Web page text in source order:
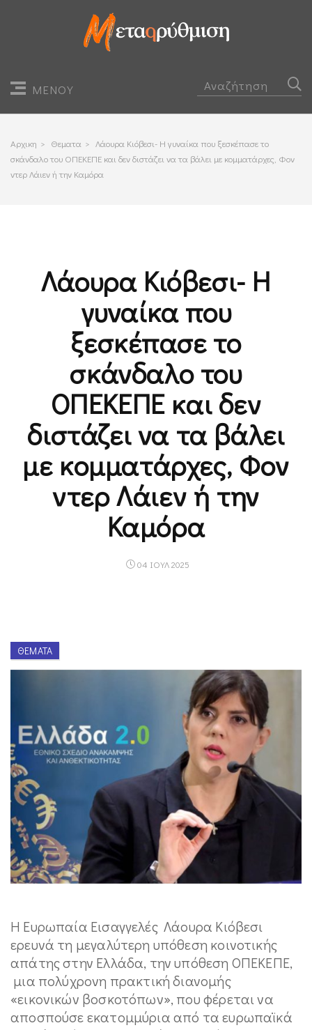
ΜΕΝΟΥ
Αρχικη > Θεματα > Λάουρα Κιόβεσι- Η γυναίκα που ξεσκέπασε το
σκάνδαλο του ΟΠΕΚΕΠΕ και δεν διστάζει να τα βάλει με κομματάρχες, Φον
ντερ Λάιεν ή την Καμόρα
Λάουρα Κιόβεσι- Η
γυναίκα που
ξεσκέπασε το
σκάνδαλο του
ΟΠΕΚΕΠΕ και δεν
διστάζει να τα βάλει
με κομματάρχες, Φον
ντερ Λάιεν ή την
Καμόρα
04 ΙΟΥΛ 2025
ΘΈΜΑΤΑ
Η Ευρωπαία Εισαγγελές Λάουρα Κιόβεσι
ερευνά τη μεγαλύτερη υπόθεση κοινοτικής
απάτης στην Ελλάδα, την υπόθεση ΟΠΕΚΕΠΕ,
μια πολύχρονη πρακτική διανομής
«εικονικών βοσκοτόπων», που φέρεται να
αποσπούσε εκατομμύρια από τα ευρωπαϊκά